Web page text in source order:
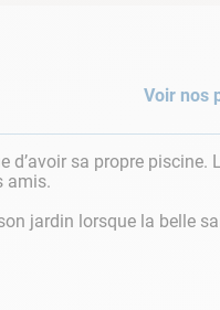
Voir nos
d’avoir sa propre piscine.
amis.
jardin lorsque la belle